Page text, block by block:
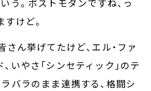
う。ポストモダンですね、っ
けど。
さん挙げてたけど、エル・ファ
いやさ「シンセティック」のテ
バラのまま連携する、格闘シ